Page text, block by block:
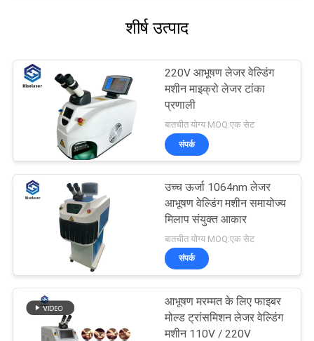
शीर्ष उत्पाद
220V आभूषण लेजर वेल्डिंग
मशीन माइक्रो लेजर टांका
प्रणाली
बातचीत योग्य MOQ:एक सेट
संपर्क
उच्च ऊर्जा 1064nm लेजर
आभूषण वेल्डिंग मशीन समायोज्य
मिलाप संयुक्त आकार
बातचीत योग्य MOQ:एक सेट
संपर्क
आभूषण मरम्मत के लिए फाइबर
मोल्ड ट्रांसमिशन लेजर वेल्डिंग
मशीन 110V / 220V